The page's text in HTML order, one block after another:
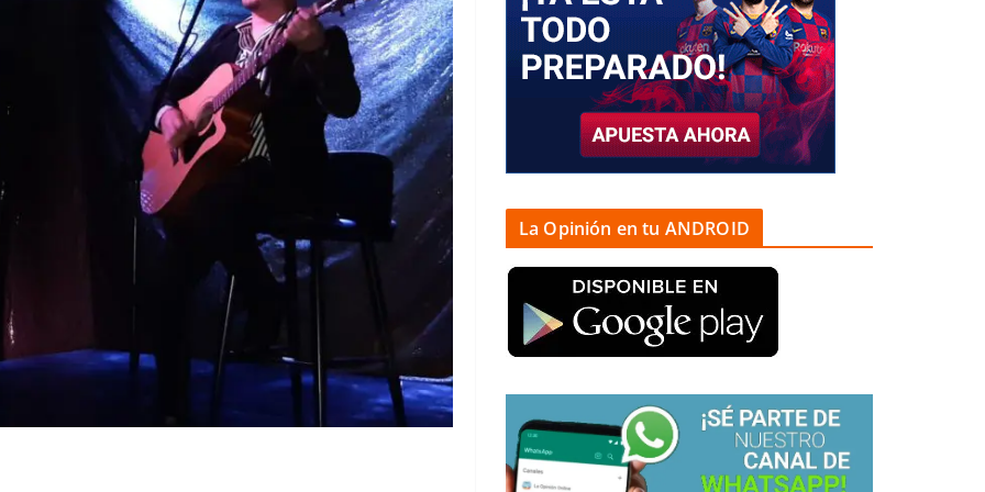
La Opinión en tu ANDROID